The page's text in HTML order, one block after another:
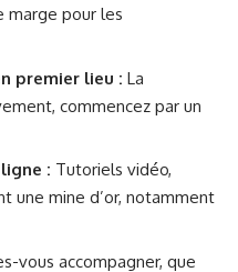
marge pour les
premier lieu : La
commencez par un
: Tutoriels vidéo,
une mine d’or, notamment
vous accompagner, que